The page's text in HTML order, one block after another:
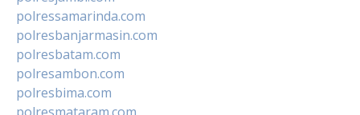
polressamarinda.com
polresbanjarmasin.com
polresbatam.com
polresambon.com
polresbima.com
polresmataram.com